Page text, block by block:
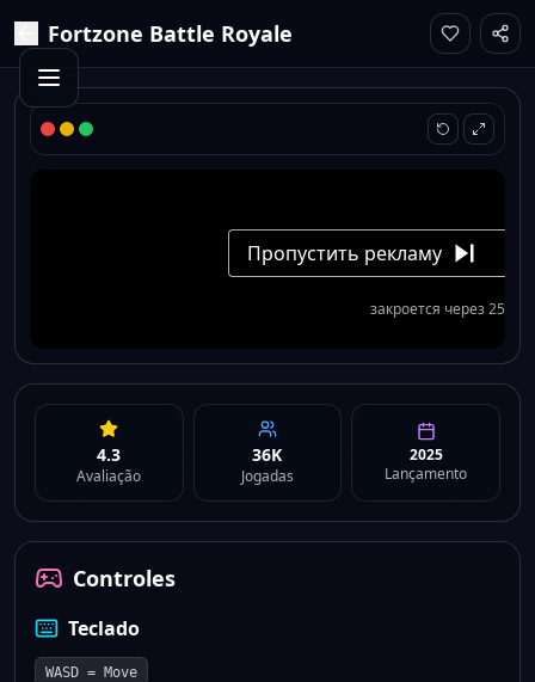
Fortzone Battle Royale
4.3
Avaliação
36K
Jogadas
2025
Lançamento
Controles
Teclado
WASD = Move